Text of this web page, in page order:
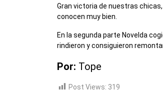
Gran victoria de nuestras
conocen muy bien.
En la segunda parte Novelda
rindieron y consiguieron
Por: Tope
Post Views: 319